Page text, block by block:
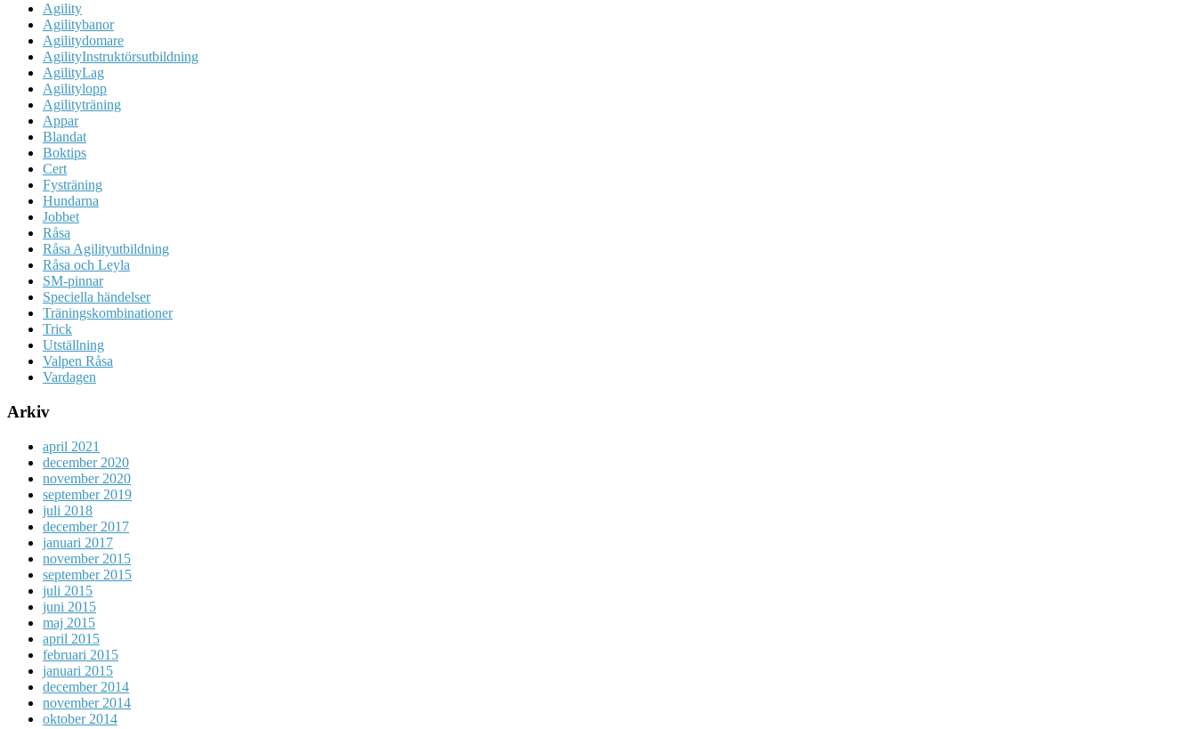
Agility
Agilitybanor
Agilitydomare
AgilityInstruktörsutbildning
AgilityLag
Agilitylopp
Agilityträning
Appar
Blandat
Boktips
Cert
Fysträning
Hundarna
Jobbet
Råsa
Råsa Agilityutbildning
Råsa och Leyla
SM-pinnar
Speciella händelser
Träningskombinationer
Trick
Utställning
Valpen Råsa
Vardagen
Arkiv
april 2021
december 2020
november 2020
september 2019
juli 2018
december 2017
januari 2017
november 2015
september 2015
juli 2015
juni 2015
maj 2015
april 2015
februari 2015
januari 2015
december 2014
november 2014
oktober 2014